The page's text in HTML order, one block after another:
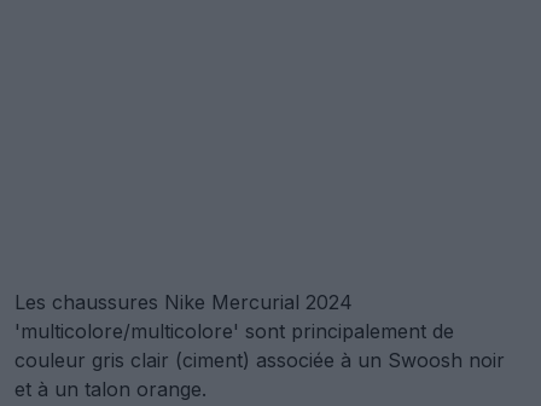
Les chaussures Nike Mercurial 2024
'multicolore/multicolore' sont principalement de
couleur gris clair (ciment) associée à un Swoosh noir
et à un talon orange.